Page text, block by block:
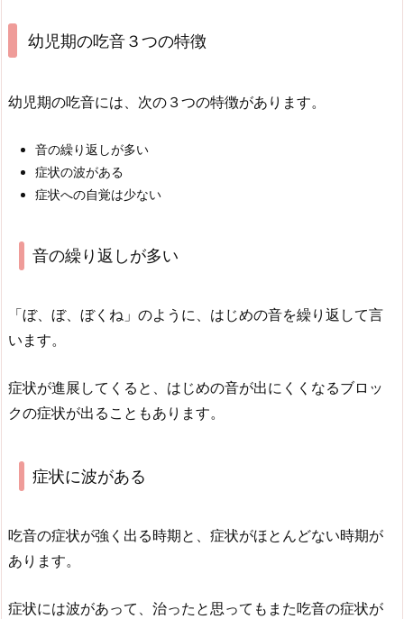
幼児期の吃音３つの特徴
幼児期の吃音には、次の３つの特徴があります。
音の繰り返しが多い
症状の波がある
症状への自覚は少ない
音の繰り返しが多い
「ぼ、ぼ、ぼくね」のように、はじめの音を繰り返して言
います。
症状が進展してくると、はじめの音が出にくくなるブロッ
クの症状が出ることもあります。
症状に波がある
吃音の症状が強く出る時期と、症状がほとんどない時期が
あります。
症状には波があって、治ったと思ってもまた吃音の症状が